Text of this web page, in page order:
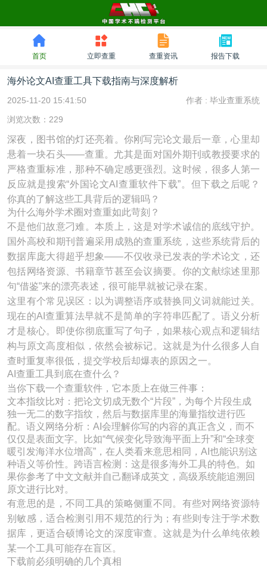
首页 立即查重 查重资讯 报告下载
海外论文AI查重工具下载指南与深度解析
2025-11-20 15:41:50 作者 : 毕业查重系统
浏览次数：229
深夜，图书馆的灯还亮着。你刚写完论文最后一章，心里却
悬着一块石头——查重。尤其是面对国外期刊或教授要求的
严格查重标准，那种不确定感更强烈。这时候，很多人第一
反应就是搜索“外国论文AI查重软件下载”。但下载之后呢？
你真的了解这些工具背后的逻辑吗？
为什么海外学术圈对查重如此苛刻？
不是他们故意刁难。本质上，这是对学术诚信的底线守护。
国外高校和期刊普遍采用成熟的查重系统，这些系统背后的
数据库庞大得超乎想象——不仅收录已发表的学术论文，还
包括网络资源、书籍章节甚至会议摘要。你的文献综述里那
句“借鉴”来的漂亮表述，很可能早就被记录在案。
这里有个常见误区：以为调整语序或替换同义词就能过关。
现在的AI查重算法早就不是简单的字符串匹配了。语义分析
才是核心。即使你彻底重写了句子，如果核心观点和逻辑结
构与原文高度相似，依然会被标记。这就是为什么很多人自
查时重复率很低，提交学校后却爆表的原因之一。
AI查重工具到底在查什么？
当你下载一个查重软件，它本质上在做三件事：
文本指纹比对：把论文切成无数个“片段”，为每个片段生成
独一无二的数字指纹，然后与数据库里的海量指纹进行匹
配。语义网络分析：AI会理解你写的内容的真正含义，而不
仅仅是表面文字。比如“气候变化导致海平面上升”和“全球变
暖引发海洋水位增高”，在人类看来意思相同，AI也能识别这
种语义等价性。跨语言检测：这是很多海外工具的特色。如
果你参考了中文文献并自己翻译成英文，高级系统能追溯回
原文进行比对。
有意思的是，不同工具的策略侧重不同。有些对网络资源特
别敏感，适合检测引用不规范的行为；有些则专注于学术数
据库，更适合硕博论文的深度审查。这就是为什么单纯依赖
某一个工具可能存在盲区。
下载前必须明确的几个真相